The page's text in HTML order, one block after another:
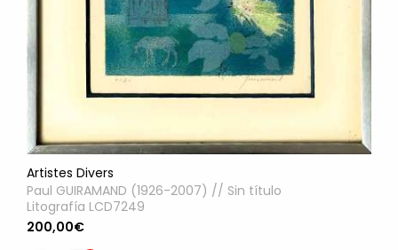
Artistes Divers
Paul GUIRAMAND (1926-2007) // Sin título
Litografía LCD7249
200,00€